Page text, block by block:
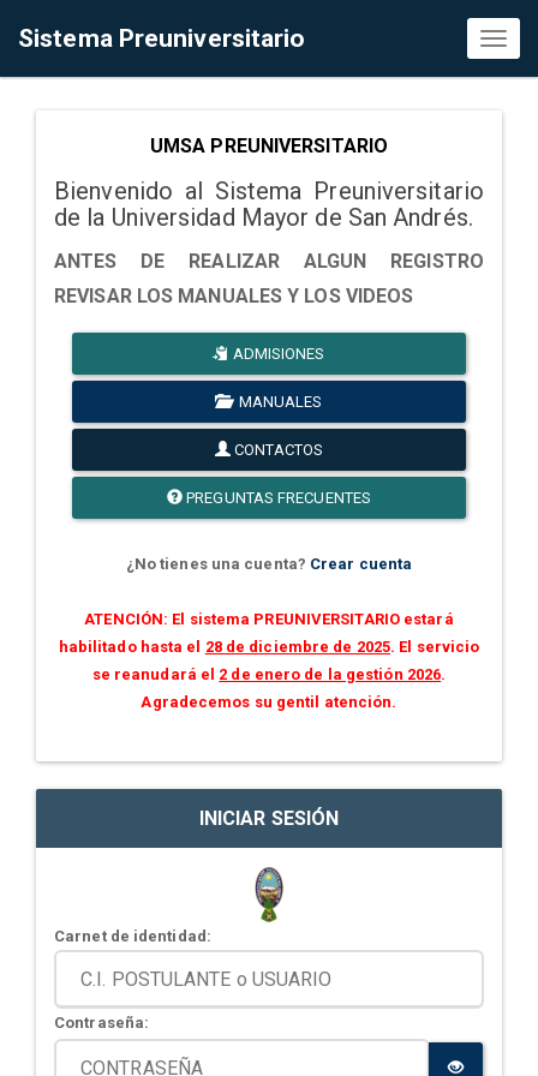
Sistema Preuniversitario
UMSA PREUNIVERSITARIO
Bienvenido al Sistema Preuniversitario
de la Universidad Mayor de San Andrés.
ANTES DE REALIZAR ALGUN REGISTRO
REVISAR LOS MANUALES Y LOS VIDEOS
ADMISIONES
MANUALES
CONTACTOS
PREGUNTAS FRECUENTES
¿No tienes una cuenta? Crear cuenta
ATENCIÓN: El sistema PREUNIVERSITARIO estará
habilitado hasta el 28 de diciembre de 2025. El servicio
se reanudará el 2 de enero de la gestión 2026.
Agradecemos su gentil atención.
INICIAR SESIÓN
Carnet de identidad:
Contraseña: